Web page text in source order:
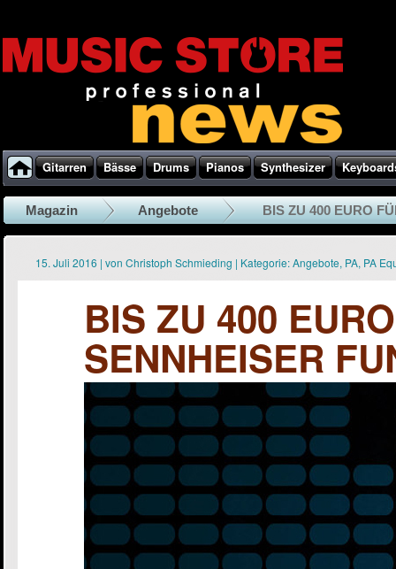
Gitarren Bässe Drums Pianos Synthesizer
Magazin Angebote BIS ZU 400 EURO
15. Juli 2016 | von Christoph Schmieding | Kategorie:Angebote, PA, PA
BIS ZU 400
SENNHEISER